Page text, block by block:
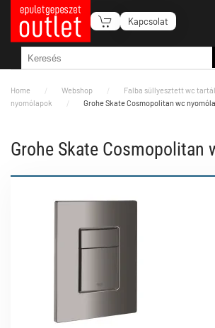
Fő tartalom átugrása
Kapcsolat
Home Webshop Falba süllyesztett wc
nyomólapok
Grohe Skate Cosmopolitan wc
Grohe Skate Cosmopolitan